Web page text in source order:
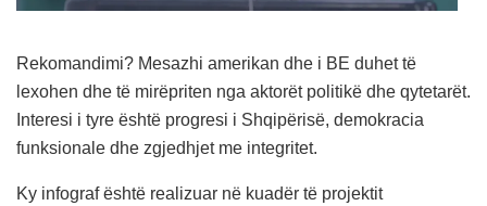
Rekomandimi? Mesazhi amerikan dhe i BE duhet të
lexohen dhe të mirëpriten nga aktorët politikë dhe qytetarët.
Interesi i tyre është progresi i Shqipërisë, demokracia
funksionale dhe zgjedhjet me integritet.
Ky infograf është realizuar në kuadër të projektit